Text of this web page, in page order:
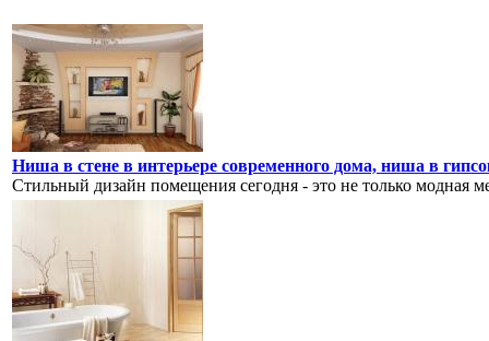
Ниша в стене в интерьере современного дома, ниша в
Стильный дизайн помещения сегодня - это не только модная